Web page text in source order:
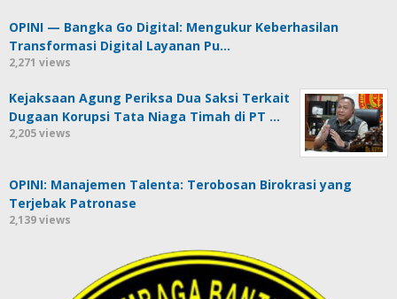
OPINI — Bangka Go Digital: Mengukur Keberhasilan
Transformasi Digital Layanan Pu…
2,271 views
Kejaksaan Agung Periksa Dua Saksi Terkait
Dugaan Korupsi Tata Niaga Timah di PT …
2,205 views
OPINI: Manajemen Talenta: Terobosan Birokrasi yang
Terjebak Patronase
2,139 views